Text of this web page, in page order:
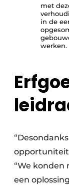
met
in de
werken.
opportuniteit
“We konden
een